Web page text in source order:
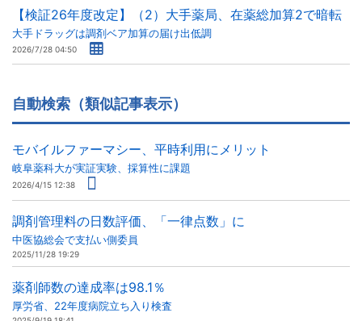
【検証26年度改定】（2）大手薬局、在薬総加算2で暗転
大手ドラッグは調剤ベア加算の届け出低調
2026/7/28 04:50
自動検索（類似記事表示）
モバイルファーマシー、平時利用にメリット
岐阜薬科大が実証実験、採算性に課題
2026/4/15 12:38
調剤管理料の日数評価、「一律点数」に
中医協総会で支払い側委員
2025/11/28 19:29
薬剤師数の達成率は98.1％
厚労省、22年度病院立ち入り検査